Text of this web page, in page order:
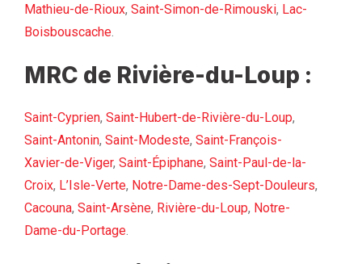
Mathieu-de-Rioux, Saint-Simon-de-Rimouski, Lac-
Boisbouscache.
MRC de Rivière-du-Loup :
Saint-Cyprien, Saint-Hubert-de-Rivière-du-Loup,
Saint-Antonin, Saint-Modeste, Saint-François-
Xavier-de-Viger, Saint-Épiphane, Saint-Paul-de-la-
Croix, L’Isle-Verte, Notre-Dame-des-Sept-Douleurs,
Cacouna, Saint-Arsène, Rivière-du-Loup, Notre-
Dame-du-Portage.